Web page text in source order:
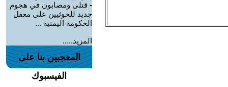
- قتلى ومصابون في هجوم
جديد للحوثيين على معقل
الحكومة اليمنية ...
المزيد.....
المعجبين بنا على
الفيسبوك